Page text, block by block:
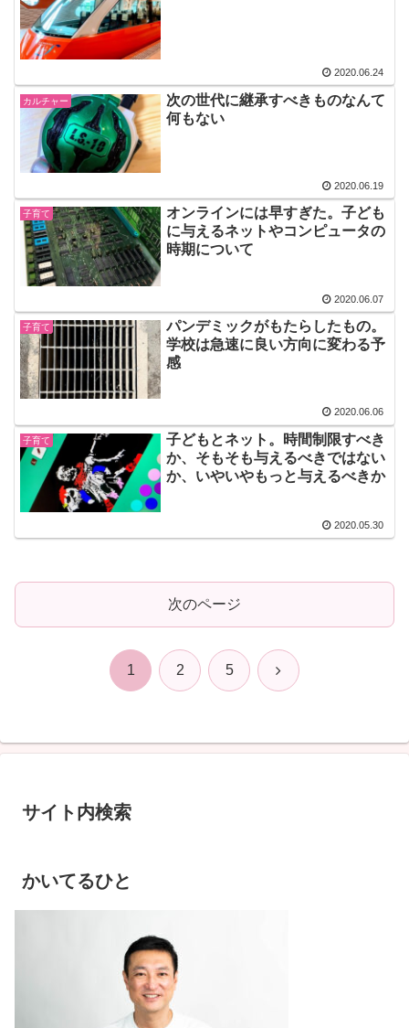
2020.06.24
カルチャー
次の世代に継承すべきものなんて
何もない
2020.06.19
子育て
オンラインには早すぎた。子ども
に与えるネットやコンピュータの
時期について
2020.06.07
子育て
パンデミックがもたらしたもの。
学校は急速に良い方向に変わる予
感
2020.06.06
子育て
子どもとネット。時間制限すべき
か、そもそも与えるべきではない
か、いやいやもっと与えるべきか
2020.05.30
次のページ
1 2 5 次
サイト内検索
かいてるひと